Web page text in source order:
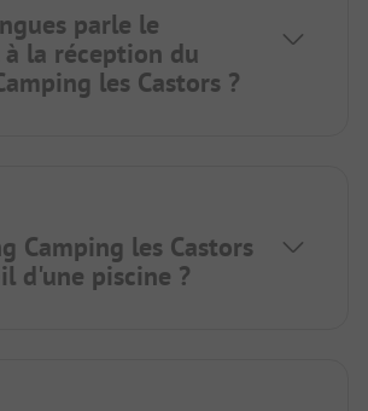
parle le
la réception du
les Castors ?
Camping les Castors
d'une piscine ?